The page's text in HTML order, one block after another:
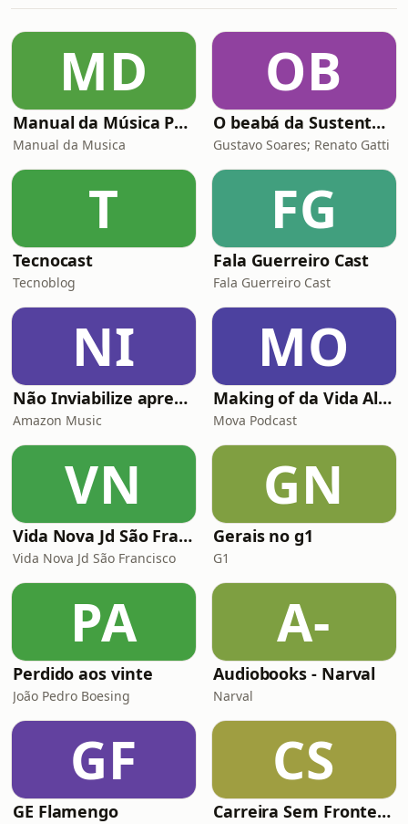
hostil. Para sobreviver ao Apartheid
Tropical educacional, comunidades
negras criam suas próprias escolas
MD
Manual da Música Podcast
Manual da Musica
OB
O beabá da Sustentabilidade
Gustavo Soares; Renato Gatti
T
Tecnocast
Tecnoblog
FG
Fala Guerreiro Cast
Fala Guerreiro Cast
NI
Não Inviabilize apresenta: Histórias da Firma
Amazon Music
MO
Making of da Vida Alheia - Mova
Mova Podcast
VN
Vida Nova Jd São Francisco
Vida Nova Jd São Francisco
GN
Gerais no g1
G1
PA
Perdido aos vinte
João Pedro Boesing
A-
Audiobooks - Narval
Narval
GF
GE Flamengo
CS
Carreira Sem Fronteiras